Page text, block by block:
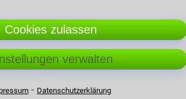
Cookies zulassen
verwalten
⁃ Datenschutzerklärung